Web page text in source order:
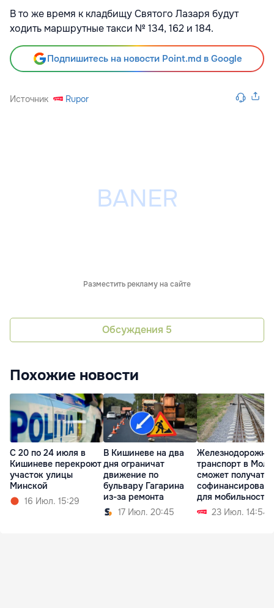
В то же время к кладбищу Святого Лазаря будут
ходить маршрутные такси № 134, 162 и 184.
Подпишитесь на новости Point.md в Google
Источник Rupor
Разместить рекламу на сайте
Обсуждения 5
Похожие новости
С 20 по 24 июля в
Кишиневе перекроют
участок улицы
Минской
16 Июл. 15:29
В Кишиневе на два
дня ограничат
движение по
бульвару Гагарина
из-за ремонта
17 Июл. 20:45
транспорт в
сможет получать
для мобильности
23 Июл. 14:54